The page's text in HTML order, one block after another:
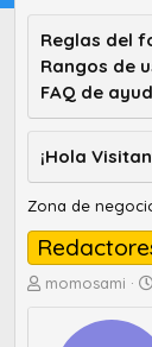
Reglas del
Rangos de
FAQ de
¡Hola
Zona de
A
momosami